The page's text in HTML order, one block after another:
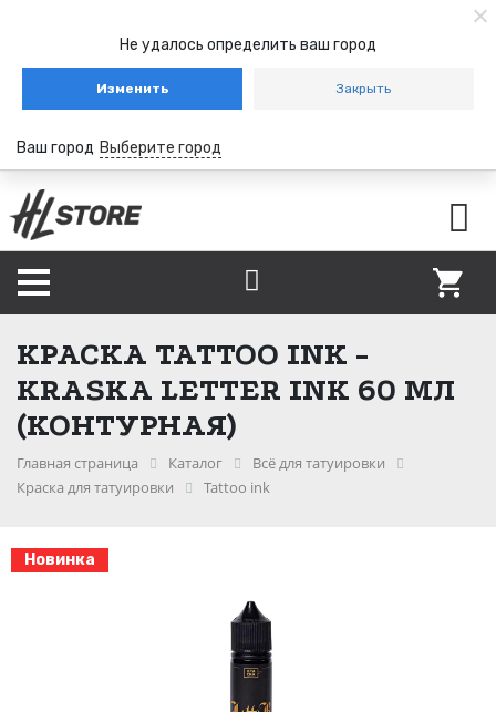
Не удалось определить ваш город
Изменить Закрыть
Ваш город Выберите город
КРАСКА TATTOO INK -
KRASKA LETTER INK 60 МЛ
(КОНТУРНАЯ)
Главная страница Каталог
Всё для татуировки
Краска для татуировки
Tattoo ink
Новинка